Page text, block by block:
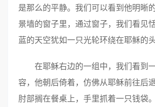
是那么的平静。我们可以看到他明晰
景墙的窗子里，通过窗子，我们看见
蓝的天空犹如一只光轮环绕在耶稣的头
在耶稣右边的一组中，我们看到
容，他朝后倚着，仿佛从耶稣前往后
肘部搁在餐桌上，手里抓着一只钱袋